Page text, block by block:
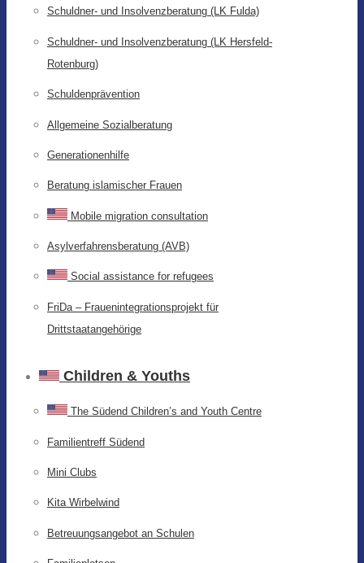
Schuldner- und Insolvenzberatung (LK Fulda)
Schuldner- und Insolvenzberatung (LK Hersfeld-
Rotenburg)
Schuldenprävention
Allgemeine Sozialberatung
Generationenhilfe
Beratung islamischer Frauen
Mobile migration consultation
Asylverfahrensberatung (AVB)
Social assistance for refugees
FriDa – Frauenintegrationsprojekt für
Drittstaatangehörige
Children & Youths
The Südend Children’s and Youth Centre
Familientreff Südend
Mini Clubs
Kita Wirbelwind
Betreuungsangebot an Schulen